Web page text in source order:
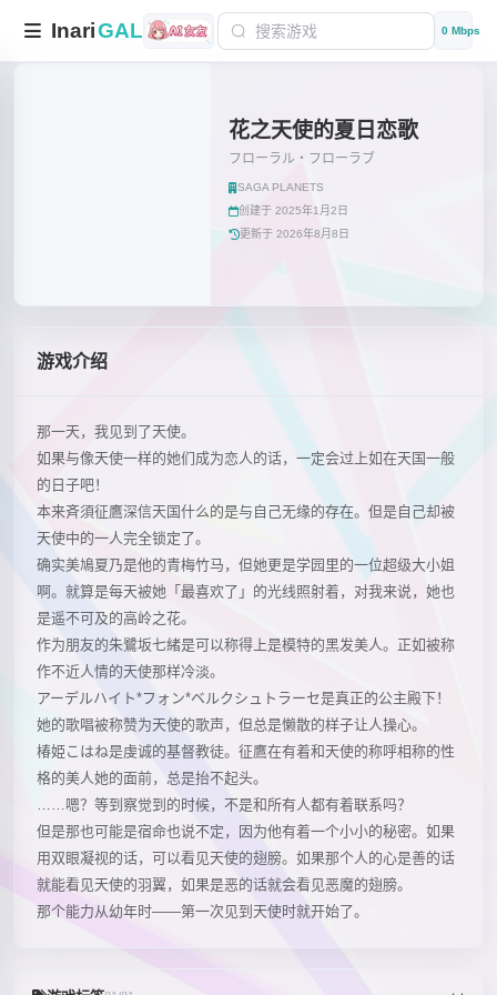
InariGAL 0 Mbps
花之天使的夏日恋歌
フローラル・フローラブ
SAGA PLANETS
创建于 2025年1月2日
更新于 2026年8月8日
游戏介绍
那一天，我见到了天使。
如果与像天使一样的她们成为恋人的话，一定会过上如在天国一般
的日子吧！
本来斉須征鷹深信天国什么的是与自己无缘的存在。但是自己却被
天使中的一人完全锁定了。
确实美鳩夏乃是他的青梅竹马，但她更是学园里的一位超级大小姐
啊。就算是每天被她「最喜欢了」的光线照射着，对我来说，她也
是遥不可及的高岭之花。
作为朋友的朱鷺坂七緒是可以称得上是模特的黑发美人。正如被称
作不近人情的天使那样冷淡。
アーデルハイト*フォン*ベルクシュトラーセ是真正的公主殿下！
她的歌唱被称赞为天使的歌声，但总是懒散的样子让人操心。
椿姫こはね是虔诚的基督教徒。征鷹在有着和天使的称呼相称的性
格的美人她的面前，总是抬不起头。
……嗯？等到察觉到的时候，不是和所有人都有着联系吗？
但是那也可能是宿命也说不定，因为他有着一个小小的秘密。如果
用双眼凝视的话，可以看见天使的翅膀。如果那个人的心是善的话
就能看见天使的羽翼，如果是恶的话就会看见恶魔的翅膀。
那个能力从幼年时――第一次见到天使时就开始了。